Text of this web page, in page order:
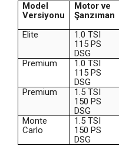
Model
Versiyonu
Motor ve
Şanzıman
Elite
1.0 TSI
115 PS
DSG
Premium
1.0 TSI
115 PS
DSG
Premium
1.5 TSI
150 PS
DSG
Monte
Carlo
1.5 TSI
150 PS
DSG